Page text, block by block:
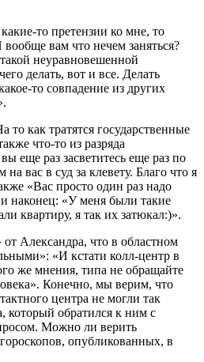
то претензии ко мне, то
вам что нечем заняться?
неуравновешенной
делать, вот и все. Делать
то совпадение из других
то как тратятся государственные
что-то из разряда
еще раз засветитесь еще раз по
вас в суд за клевету. Благо что я
«Вас просто один раз надо
наконец: «У меня были такие
квартиру, я так их затюкал:)».
Александра, что в областном
«И кстати колл-центр в
же мнения, типа не обращайте
Конечно, мы верим, что
центра не могли так
который обратился к ним с
Можно ли верить
опубликованных, в